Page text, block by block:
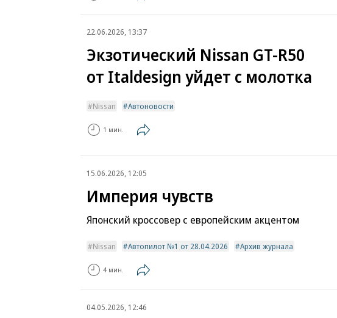
22.06.2026, 13:37
Экзотический Nissan GT-R50
от Italdesign уйдет с молотка
Nissan Автоновости
1 мин.
15.06.2026, 12:05
Империя чувств
Японский кроссовер с европейским акцентом
Nissan Автопилот №1 от 28.04.2026 Архив журнала
4 мин.
04.05.2026, 12:46